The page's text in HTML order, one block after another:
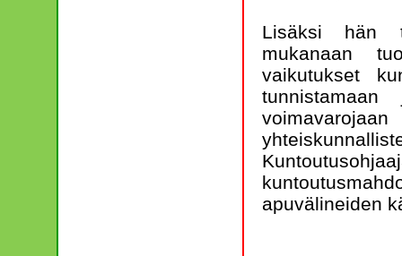
Lisäksi hän
mukanaan
vaikutukset
apuvälineiden